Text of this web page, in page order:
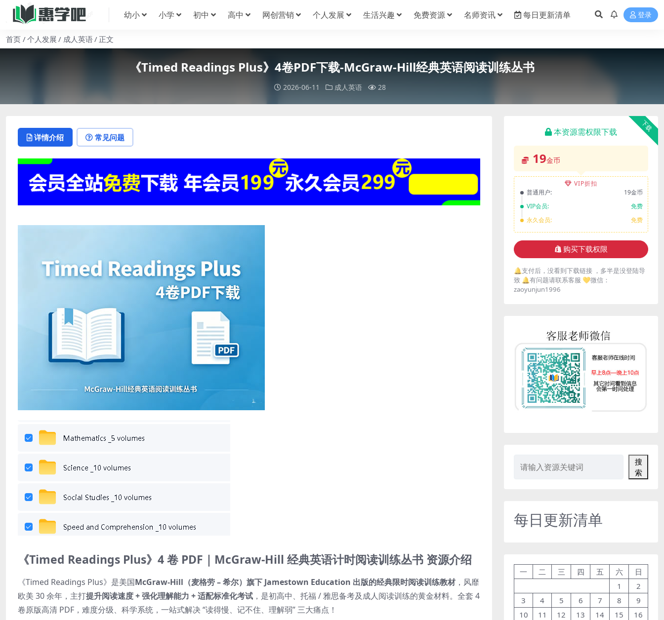
幼小 小学 初中 高中 网创营销 个人发展 生活兴趣 免费资源 名师资讯 每日更新清单 登录
首页 个人发展 成人英语 正文
《Timed Readings Plus》4卷PDF下载-McGraw-Hill经典英语阅读训练丛书
2026-06-11 成人英语 28
详情介绍 常见问题
《Timed Readings Plus》4 卷 PDF｜McGraw-Hill 经典英语计时阅读训练丛书 资源介绍
《Timed Readings Plus》是美国McGraw-Hill（麦格劳 – 希尔）旗下 Jamestown Education 出版的经典限时阅读训练教材，风靡
欧美 30 余年，主打提升阅读速度 + 强化理解能力 + 适配标准化考试 ，是初高中、托福 / 雅思备考及成人阅读训练的黄金材料。全套 4
卷原版高清 PDF，难度分级、科学系统，一站式解决 “读得慢、记不住、理解弱” 三大痛点！
下载
本资源需权限下载
19金币
VIP折扣
普通用户:
19金币
VIP会员:
免费
永久会员:
免费
购买下载权限
🔔支付后，没看到下载链接 ，多半是没登陆导
致 🔔有问题请联系客服 💛微信：
zaoyunjun1996
搜
索
每日更新清单
一 二 三 四 五 六
日
1
2
3
4 5 6 7 8
9
10
11 12 13 14 15
16